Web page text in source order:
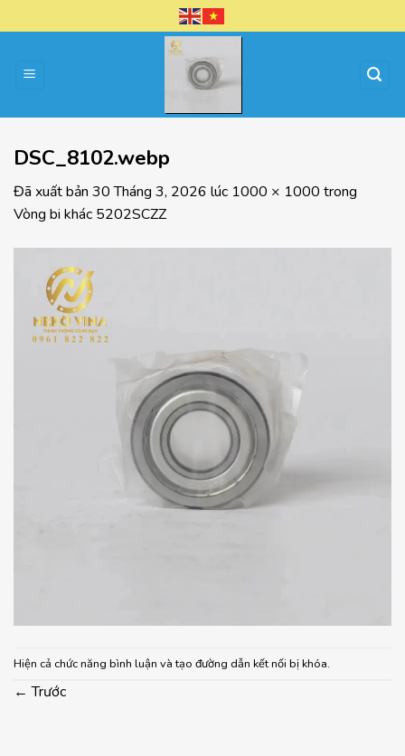
đến
dung
DSC_8102.webp
Đã xuất bản 30 Tháng 3, 2026 lúc 1000 × 1000 trong
Vòng bi khác 5202SCZZ
Hiện cả chức năng bình luận và tạo đường dẫn kết nối bị khóa.
← Trước